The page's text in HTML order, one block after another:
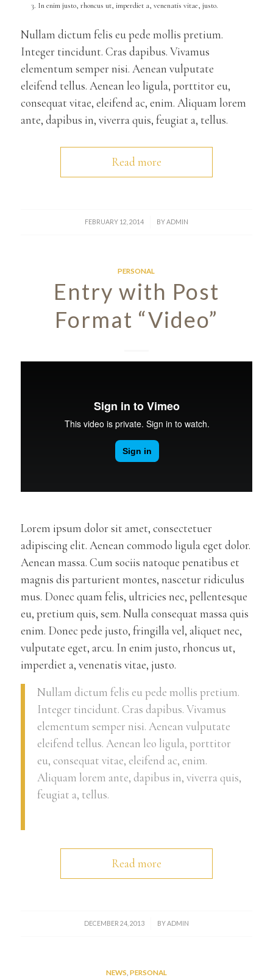
In enim justo, rhoncus ut, imperdiet a, venenatis vitae, justo.
Nullam dictum felis eu pede mollis pretium.
Integer tincidunt. Cras dapibus. Vivamus
elementum semper nisi. Aenean vulputate
eleifend tellus. Aenean leo ligula, porttitor eu,
consequat vitae, eleifend ac, enim. Aliquam lorem
ante, dapibus in, viverra quis, feugiat a, tellus.
Read more
FEBRUARY 12, 2014
/ BYADMIN
PERSONAL
Entry with Post
Format “Video”
Lorem ipsum dolor sit amet, consectetuer
adipiscing elit. Aenean commodo ligula eget dolor.
Aenean massa. Cum sociis natoque penatibus et
magnis dis parturient montes, nascetur ridiculus
mus. Donec quam felis, ultricies nec, pellentesque
eu, pretium quis, sem. Nulla consequat massa quis
enim. Donec pede justo, fringilla vel, aliquet nec,
vulputate eget, arcu. In enim justo, rhoncus ut,
imperdiet a, venenatis vitae, justo.
Nullam dictum felis eu pede mollis pretium.
Integer tincidunt. Cras dapibus. Vivamus
elementum semper nisi. Aenean vulputate
eleifend tellus. Aenean leo ligula, porttitor
eu, consequat vitae, eleifend ac, enim.
Aliquam lorem ante, dapibus in, viverra quis,
feugiat a, tellus.
Read more
DECEMBER 24, 2013
/ BYADMIN
NEWS PERSONAL